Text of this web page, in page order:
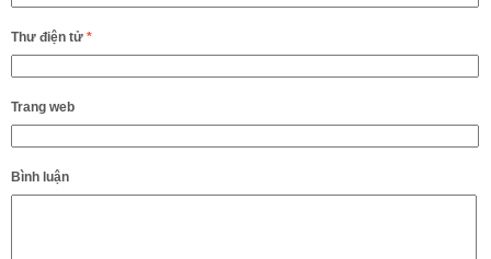
Thư điện tử *
Trang web
Bình luận